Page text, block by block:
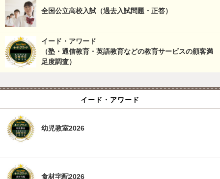
全国公立高校入試（過去入試問題・正答）
イード・アワード
（塾・通信教育・英語教育などの教育サービスの顧客満
足度調査）
イード・アワード
幼児教室2026
食材宅配2026